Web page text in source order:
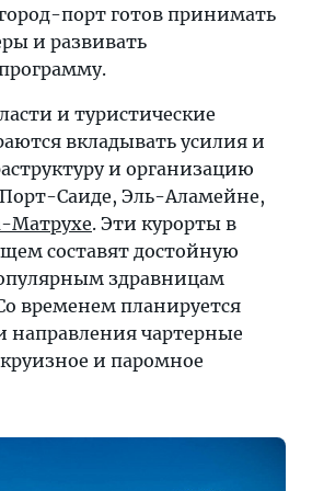
город-порт готов принимать
и развивать
и туристические
вкладывать усилия и
и организацию
Саиде, Эль-Аламейне,
Матрухе. Эти курорты в
составят достойную
здравницам
временем планируется
направления чартерные
и паромное